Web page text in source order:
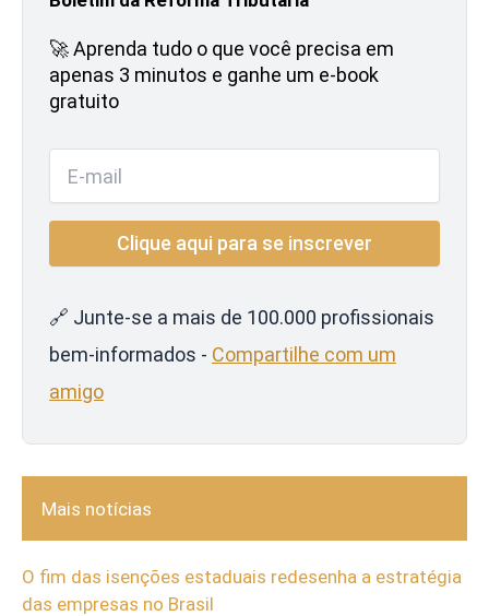
🚀 Aprenda tudo o que você precisa em
apenas 3 minutos e ganhe um e-book
gratuito
🔗 Junte-se a mais de 100.000 profissionais
bem-informados - Compartilhe com um
amigo
Mais notícias
O fim das isenções estaduais redesenha a estratégia
das empresas no Brasil